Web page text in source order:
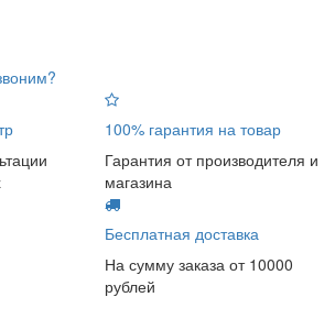
100% гарантия на товар
Гарантия от производителя и
магазина
Бесплатная доставка
На сумму заказа от 10000
рублей